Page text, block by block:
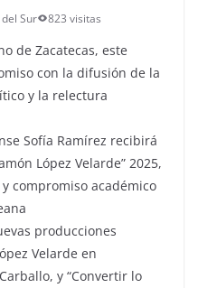
Sur 823 visitas
de Zacatecas, este
con la difusión de la
y la relectura
Sofía Ramírez recibirá
López Velarde” 2025,
compromiso académico
producciones
Velarde en
y “Convertir lo